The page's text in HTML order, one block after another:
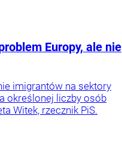
Europy, ale nie
imigrantów na sektory
określonej liczby osób
Witek, rzecznik PiS.